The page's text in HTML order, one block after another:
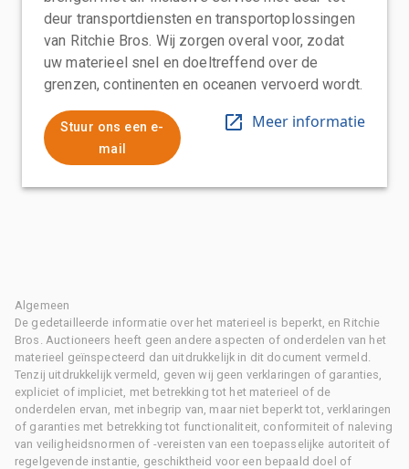
deur transportdiensten en transportoplossingen
van Ritchie Bros. Wij zorgen overal voor, zodat
uw materieel snel en doeltreffend over de
grenzen, continenten en oceanen vervoerd wordt.
Stuur ons een e-
mail
Meer informatie
Algemeen
De gedetailleerde informatie over het materieel is beperkt, en Ritchie
Bros. Auctioneers heeft geen andere aspecten of onderdelen van het
materieel geïnspecteerd dan uitdrukkelijk in dit document vermeld.
Tenzij uitdrukkelijk vermeld, geven wij geen verklaringen of garanties,
expliciet of impliciet, met betrekking tot het materieel of de
onderdelen ervan, met inbegrip van, maar niet beperkt tot, verklaringen
of garanties met betrekking tot functionaliteit, conformiteit of naleving
van veiligheidsnormen of -vereisten van een toepasselijke autoriteit of
regelgevende instantie, geschiktheid voor een bepaald doel of